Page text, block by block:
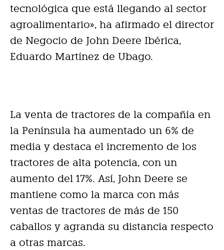
tecnológica que está llegando al sector
agroalimentario», ha afirmado el director
de Negocio de John Deere Ibérica,
Eduardo Martínez de Ubago.
La venta de tractores de la compañía en
la Península ha aumentado un 6% de
media y destaca el incremento de los
tractores de alta potencia, con un
aumento del 17%. Así, John Deere se
mantiene como la marca con más
ventas de tractores de más de 150
caballos y agranda su distancia respecto
a otras marcas.